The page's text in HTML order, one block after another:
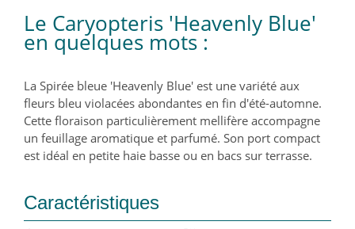
Le Caryopteris 'Heavenly Blue'
en quelques mots :
La Spirée bleue 'Heavenly Blue' est une variété aux
fleurs bleu violacées abondantes en fin d'été-automne.
Cette floraison particulièrement mellifère accompagne
un feuillage aromatique et parfumé. Son port compact
est idéal en petite haie basse ou en bacs sur terrasse.
Caractéristiques